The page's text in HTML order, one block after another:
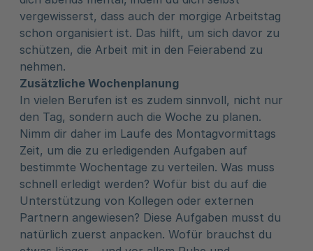
vergewisserst, dass auch der morgige Arbeitstag
schon organisiert ist. Das hilft, um sich davor zu
schützen, die Arbeit mit in den Feierabend zu
nehmen.
Zusätzliche Wochenplanung
In vielen Berufen ist es zudem sinnvoll, nicht nur
den Tag, sondern auch die Woche zu planen.
Nimm dir daher im Laufe des Montagvormittags
Zeit, um die zu erledigenden Aufgaben auf
bestimmte Wochentage zu verteilen. Was muss
schnell erledigt werden? Wofür bist du auf die
Unterstützung von Kollegen oder externen
Partnern angewiesen? Diese Aufgaben musst du
natürlich zuerst anpacken. Wofür brauchst du